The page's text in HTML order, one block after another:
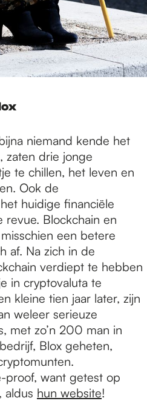
niemand kende het
zaten drie jonge
te chillen, het leven en
Ook de
huidige financiële
revue. Blockchain en
een betere
af. Na zich in de
verdiept te hebben
in cryptovaluta te
kleine tien jaar later, zijn
weleer serieuze
met zo’n 200 man in
Blox geheten,
proof, want getest op
aldus hun website!